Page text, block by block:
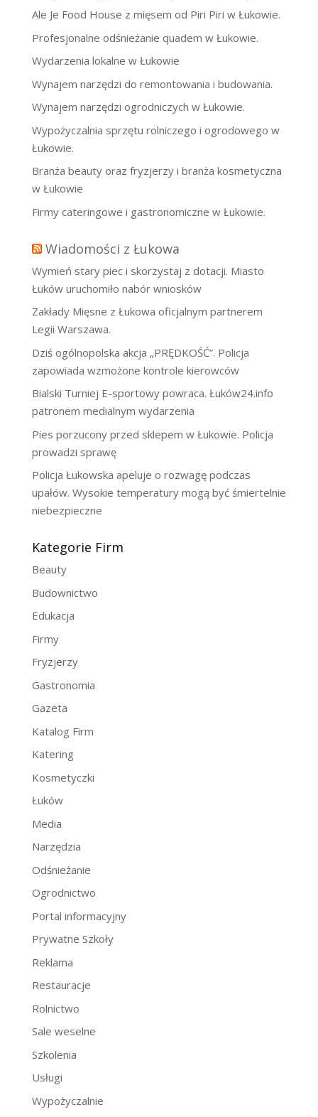
Ale Je Food House z mięsem od Piri Piri w Łukowie.
Profesjonalne odśnieżanie quadem w Łukowie.
Wydarzenia lokalne w Łukowie
Wynajem narzędzi do remontowania i budowania.
Wynajem narzędzi ogrodniczych w Łukowie.
Wypożyczalnia sprzętu rolniczego i ogrodowego w
Łukowie.
Branża beauty oraz fryzjerzy i branża kosmetyczna
w Łukowie
Firmy cateringowe i gastronomiczne w Łukowie.
Wiadomości z Łukowa
Wymień stary piec i skorzystaj z dotacji. Miasto
Łuków uruchomiło nabór wniosków
Zakłady Mięsne z Łukowa oficjalnym partnerem
Legii Warszawa.
Dziś ogólnopolska akcja „PRĘDKOŚĆ”. Policja
zapowiada wzmożone kontrole kierowców
Bialski Turniej E-sportowy powraca. Łuków24.info
patronem medialnym wydarzenia
Pies porzucony przed sklepem w Łukowie. Policja
prowadzi sprawę
Policja Łukowska apeluje o rozwagę podczas
upałów. Wysokie temperatury mogą być śmiertelnie
niebezpieczne
Kategorie Firm
Beauty
Budownictwo
Edukacja
Firmy
Fryzjerzy
Gastronomia
Gazeta
Katalog Firm
Katering
Kosmetyczki
Łuków
Media
Narzędzia
Odśnieżanie
Ogrodnictwo
Portal informacyjny
Prywatne Szkoły
Reklama
Restauracje
Rolnictwo
Sale weselne
Szkolenia
Usługi
Wypożyczalnie